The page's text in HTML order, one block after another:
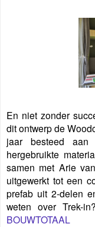
En niet zonder
dit ontwerp de
jaar besteed aan
hergebruikte
samen met Arie
uitgewerkt tot een
prefab uit 2-delen
weten over Trek-
BOUWTOTAAL